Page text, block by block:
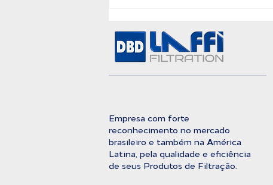
Pureza Absoluta
Empresa com forte
reconhecimento no mercado
brasileiro e também na América
Latina, pela qualidade e eficiência
de seus Produtos de Filtração.